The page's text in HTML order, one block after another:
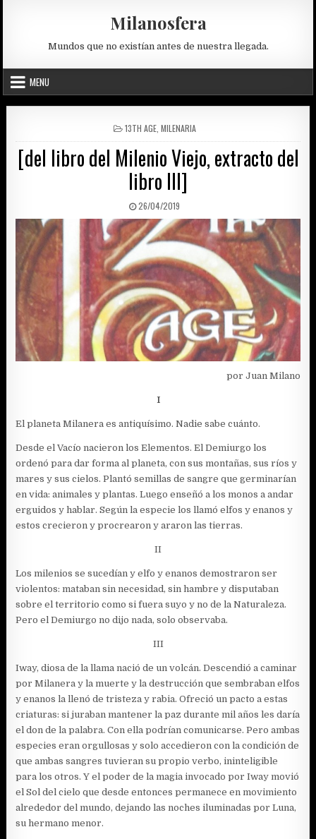
Milanosfera
Mundos que no existían antes de nuestra llegada.
MENU
POSTED
IN
13TH AGE, MILENARIA
[del libro del Milenio Viejo, extracto del
libro III]
PUBLISHED
DATE:
26/04/2019
por Juan Milano
I
El planeta Milanera es antiquísimo. Nadie sabe cuánto.
Desde el Vacío nacieron los Elementos. El Demiurgo los
ordenó para dar forma al planeta, con sus montañas, sus ríos y
mares y sus cielos. Plantó semillas de sangre que germinarían
en vida: animales y plantas. Luego enseñó a los monos a andar
erguidos y hablar. Según la especie los llamó elfos y enanos y
estos crecieron y procrearon y araron las tierras.
II
Los milenios se sucedían y elfo y enanos demostraron ser
violentos: mataban sin necesidad, sin hambre y disputaban
sobre el territorio como si fuera suyo y no de la Naturaleza.
Pero el Demiurgo no dijo nada, solo observaba.
III
Iway, diosa de la llama nació de un volcán. Descendió a caminar
por Milanera y la muerte y la destrucción que sembraban elfos
y enanos la llenó de tristeza y rabia. Ofreció un pacto a estas
criaturas: si juraban mantener la paz durante mil años les daría
el don de la palabra. Con ella podrían comunicarse. Pero ambas
especies eran orgullosas y solo accedieron con la condición de
que ambas sangres tuvieran su propio verbo, ininteligible
para los otros. Y el poder de la magia invocado por Iway movió
el Sol del cielo que desde entonces permanece en movimiento
alrededor del mundo, dejando las noches iluminadas por Luna,
su hermano menor.